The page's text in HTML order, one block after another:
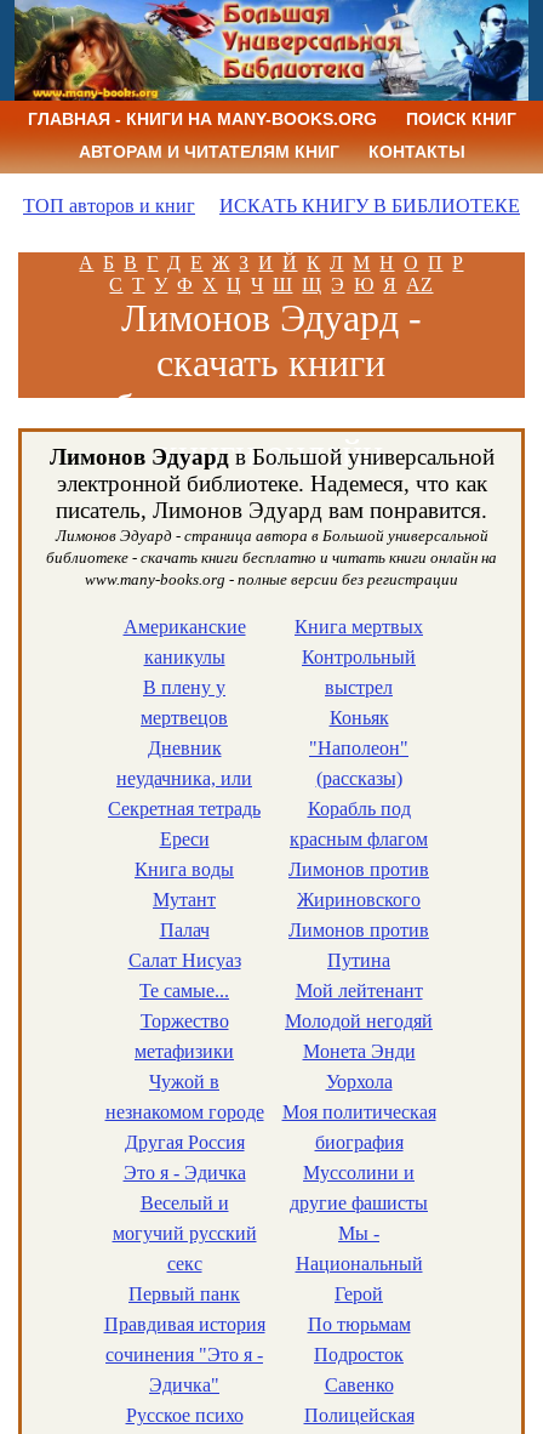
ГЛАВНАЯ - КНИГИ НА MANY-BOOKS.ORG
ПОИСК КНИГ
АВТОРАМ И ЧИТАТЕЛЯМ КНИГ
КОНТАКТЫ
ТОП авторов и книг ИСКАТЬ КНИГУ В БИБЛИОТЕКЕ
А Б В Г Д Е Ж З И Й К Л М Н О П Р
С Т У Ф Х Ц Ч Ш Щ Э Ю Я AZ
Лимонов Эдуард -
скачать книги
бесплатно и читать
книги онлайн
Лимонов Эдуардв Большой универсальной
электронной библиотеке. Надемеся, что как
писатель, Лимонов Эдуард вам понравится.
Лимонов Эдуард - страница автора в Большой универсальной
библиотеке - скачать книги бесплатно и читать книги онлайн на
www.many-books.org - полные версии без регистрации
Американские
каникулы
В плену у
мертвецов
Дневник
неудачника, или
Секретная тетрадь
Ереси
Книга воды
Мутант
Палач
Салат Нисуаз
Те самые...
Торжество
метафизики
Чужой в
незнакомом городе
Другая Россия
Это я - Эдичка
Веселый и
могучий русский
секс
Первый панк
Правдивая история
сочинения "Это я -
Эдичка"
Русское психо
Книга мертвых
Контрольный
выстрел
Коньяк
"Наполеон"
(рассказы)
Корабль под
красным флагом
Лимонов против
Жириновского
Лимонов против
Путина
Мой лейтенант
Молодой негодяй
Монета Энди
Уорхола
Моя политическая
биография
Муссолини и
другие фашисты
Мы -
Национальный
Герой
По тюрьмам
Подросток
Савенко
Полицейская